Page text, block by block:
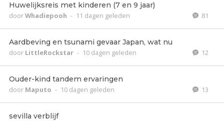
Huwelijksreis met kinderen (7 en 9 jaar)
doorWhadiepooh - 11 dagen geleden 81
Aardbeving en tsunami gevaar Japan, wat nu
door LittleRockstar - 10 dagen geleden 12
Ouder-kind tandem ervaringen
door Maputo - 10 dagen geleden 13
sevilla verblijf